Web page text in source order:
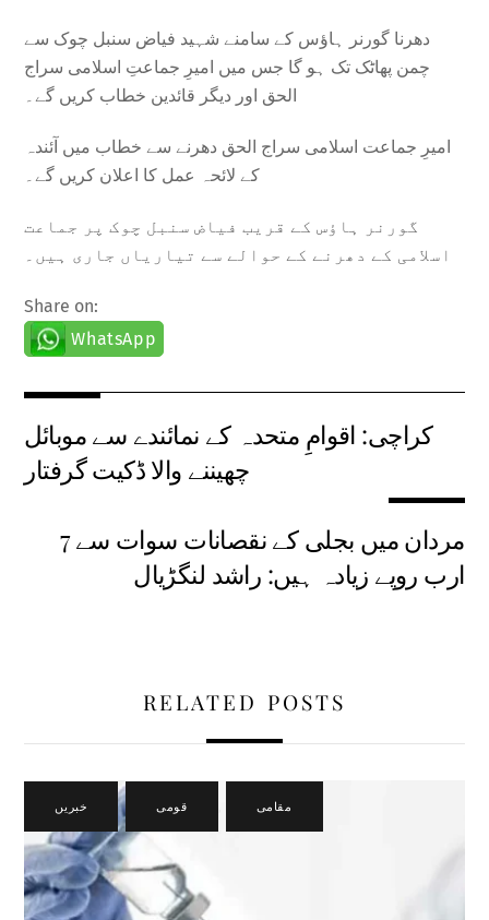
دھرنا گورنر ہاؤس کے سامنے شہید فیاض سنبل چوک سے
چمن پھاٹک تک ہو گا جس میں امیرِ جماعتِ اسلامی سراج
الحق اور دیگر قائدین خطاب کریں گے۔
امیرِ جماعت اسلامی سراج الحق دھرنے سے خطاب میں آئندہ
کے لائحہ عمل کا اعلان کریں گے۔
گورنر ہاؤس کے قریب فیاض سنبل چوک پر جماعت
اسلامی کے دھرنے کے حوالے سے تیاریاں جاری ہیں۔
Share on:
WhatsApp
کراچی: اقوامِ متحدہ کے نمائندے سے موبائل
چھیننے والا ڈکیت گرفتار
مردان میں بجلی کے نقصانات سوات سے 7
ارب روپے زیادہ ہیں: راشد لنگڑیال
RELATED POSTS
خبریں , قومی مقامی